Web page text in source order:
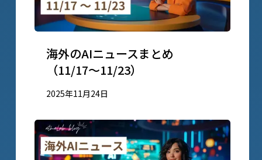
海外のAIニュースまとめ
（11/17〜11/23）
2025年11月24日